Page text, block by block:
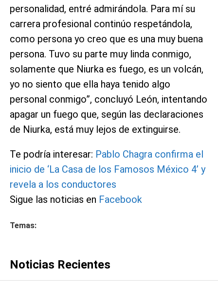
personalidad, entré admirándola. Para mí su
carrera profesional continúo respetándola,
como persona yo creo que es una muy buena
persona. Tuvo su parte muy linda conmigo,
solamente que Niurka es fuego, es un volcán,
yo no siento que ella haya tenido algo
personal conmigo”, concluyó León, intentando
apagar un fuego que, según las declaraciones
de Niurka, está muy lejos de extinguirse.
Te podría interesar: Pablo Chagra confirma el
inicio de ‘La Casa de los Famosos México 4’ y
revela a los conductores
Sigue las noticias en Facebook
Temas:
Noticias Recientes